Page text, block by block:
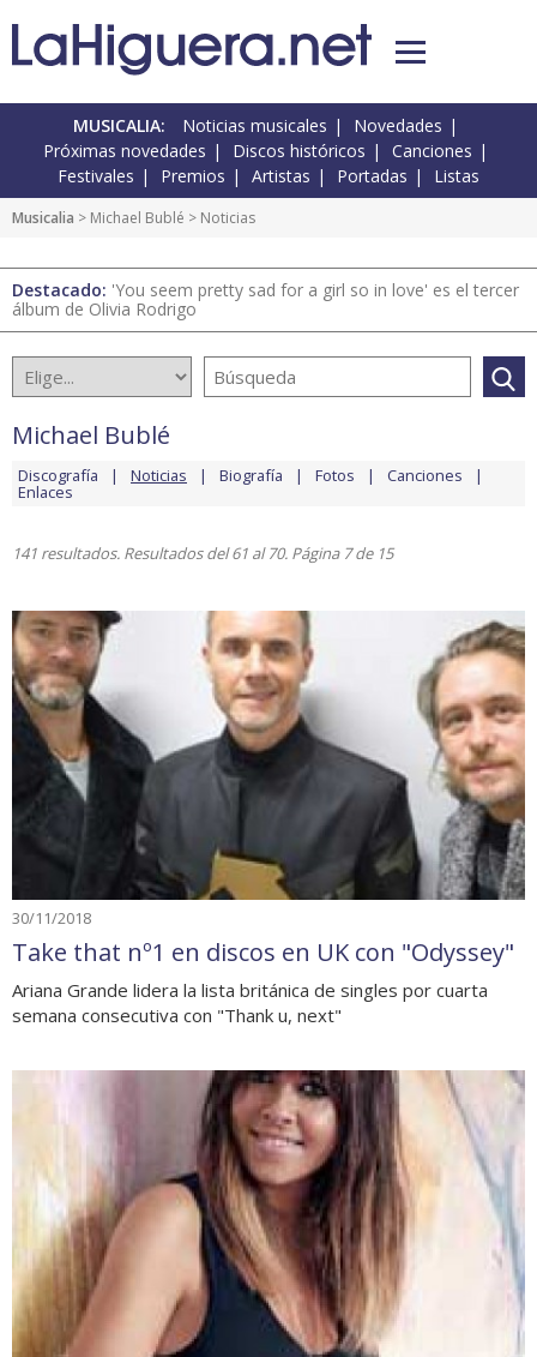
MUSICALIA: Noticias musicales
Novedades
Próximas novedades
Discos históricos
Canciones
Festivales
Premios Artistas Portadas Listas
Musicalia > Michael Bublé > Noticias
Destacado: 'You seem pretty sad for a girl so in love' es el tercer
álbum de Olivia Rodrigo
Michael Bublé
Discografía Noticias Biografía Fotos Canciones
Enlaces
141 resultados. Resultados del 61 al 70. Página 7 de 15
30/11/2018
Take that nº1 en discos en UK con "Odyssey"
Ariana Grande lidera la lista británica de singles por cuarta
semana consecutiva con "Thank u, next"